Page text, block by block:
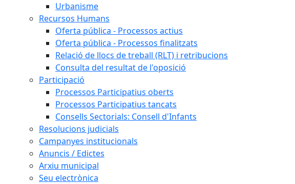
Urbanisme
Recursos Humans
Oferta pública - Processos actius
Oferta pública - Processos finalitzats
Relació de llocs de treball (RLT) i retribucions
Consulta del resultat de l'oposició
Participació
Processos Participatius oberts
Processos Participatius tancats
Consells Sectorials: Consell d'Infants
Resolucions judicials
Campanyes institucionals
Anuncis / Edictes
Arxiu municipal
Seu electrònica